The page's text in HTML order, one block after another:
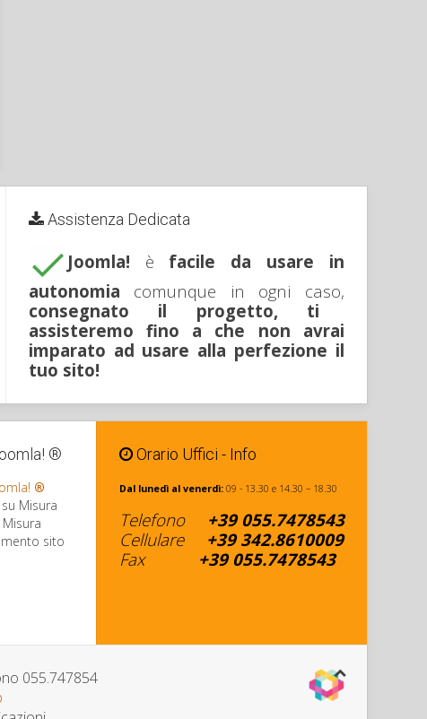
Assistenza Dedicata
Joomla! è facile da usare in
autonomia comunque in ogni caso,
consegnato il progetto, ti
assisteremo fino a che non avrai
imparato ad usare alla perfezione il
tuo sito!
®
®
Misura
sito
Orario Uffici - Info
Dal lunedì al venerdì: 09 - 13.30 e 14.30 – 18.30
Telefono +39 055.7478543
Cellulare+39 342.8610009
Fax
+39 055.7478543
055.747854